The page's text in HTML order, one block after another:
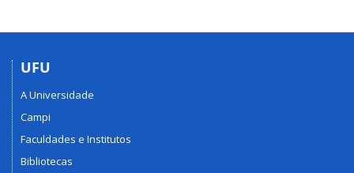
UFU
A Universidade
Campi
Faculdades e Institutos
Bibliotecas